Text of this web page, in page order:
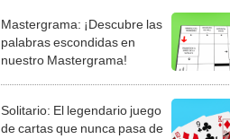
Mastergrama: ¡Descubre las
palabras escondidas en
nuestro Mastergrama!
Solitario: El legendario juego
de cartas que nunca pasa de